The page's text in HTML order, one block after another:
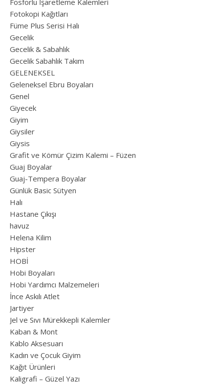
Fosforlu İşaretleme Kalemleri
Fotokopi Kağıtları
Füme Plus Serisi Halı
Gecelik
Gecelik & Sabahlık
Gecelik Sabahlık Takım
GELENEKSEL
Geleneksel Ebru Boyaları
Genel
Giyecek
Giyim
Giysiler
Giysis
Grafit ve Kömür Çizim Kalemi – Füzen
Guaj Boyalar
Guaj-Tempera Boyalar
Günlük Basic Sütyen
Halı
Hastane Çıkışı
havuz
Helena Kilim
Hipster
HOBİ
Hobi Boyaları
Hobi Yardımcı Malzemeleri
İnce Askılı Atlet
Jartiyer
Jel ve Sıvı Mürekkepli Kalemler
Kaban & Mont
Kablo Aksesuarı
Kadın ve Çocuk Giyim
Kağıt Ürünleri
Kaligrafi – Güzel Yazı